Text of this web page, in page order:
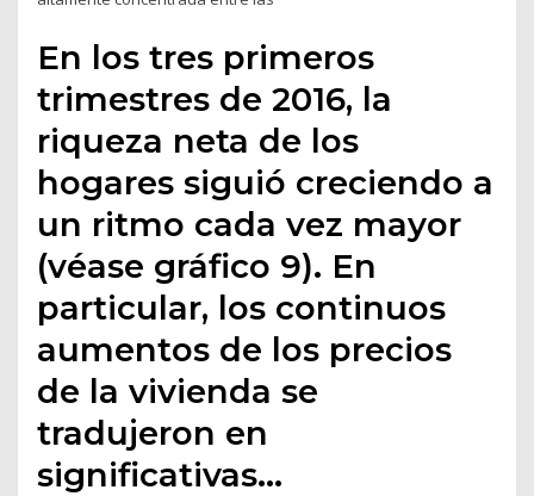
En los tres primeros
trimestres de 2016, la
riqueza neta de los
hogares siguió creciendo a
un ritmo cada vez mayor
(véase gráfico 9). En
particular, los continuos
aumentos de los precios
de la vivienda se
tradujeron en
significativas…